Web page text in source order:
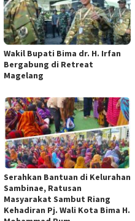
Wakil Bupati Bima dr. H. Irfan
Bergabung di Retreat
Magelang
Serahkan Bantuan di Kelurahan
Sambinae, Ratusan
Masyarakat Sambut Riang
Kehadiran Pj. Wali Kota Bima H.